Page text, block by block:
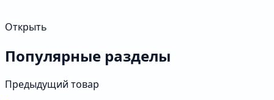
Открыть
Популярные разделы
Предыдущий товар